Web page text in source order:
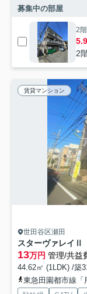
募集中の部屋
2階
2
賃貸マンション
世田谷区瀬田
13万円 管理/共益
44.62㎡ (1LDK) /築
東急田園都市線「